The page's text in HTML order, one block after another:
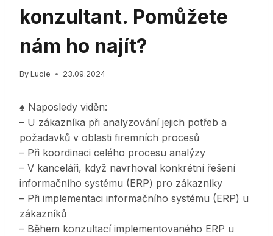
konzultant. Pomůžete
nám ho najít?
By Lucie 23.09.2024
♠ Naposledy viděn:
– U zákazníka při analyzování jejich potřeb a
požadavků v oblasti firemních procesů
– Při koordinaci celého procesu analýzy
– V kanceláři, když navrhoval konkrétní řešení
informačního systému (ERP) pro zákazníky
– Při implementaci informačního systému (ERP) u
zákazníků
– Během konzultací implementovaného ERP u